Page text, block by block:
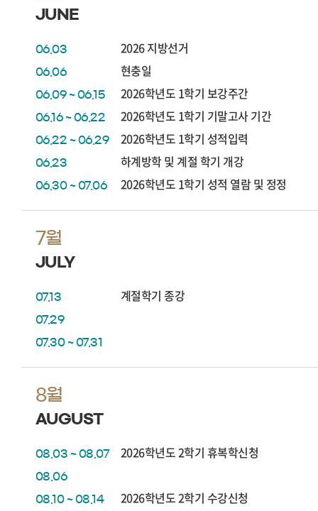
JUNE
06.03 2026 지방선거
06.06 현충일
06.09 ~ 06.15 2026학년도 1학기 보강주간
06.16 ~ 06.22 2026학년도 1학기 기말고사 기간
06.22 ~ 06.29 2026학년도 1학기 성적입력
06.23 하계방학 및 계절 학기 개강
06.30 ~ 07.06 2026학년도 1학기 성적 열람 및 정정
7월
JULY
07.13 계절학기 종강
07.29
07.30 ~ 07.31
8월
AUGUST
08.03 ~ 08.07 2026학년도 2학기 휴복학신청
08.06
08.10 ~ 08.14
2026학년도 2학기 수강신청